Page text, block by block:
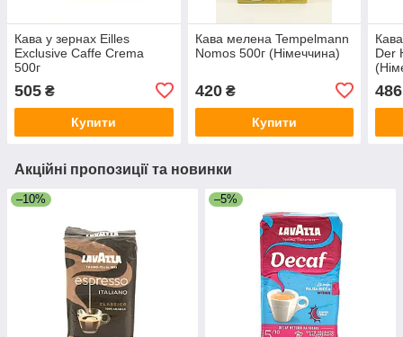
Кава у зернах Eilles
Exclusive Caffe Crema
500г
505 ₴
Купити
Кава мелена Tempelmann
Nomos 500г (Німеччина)
420₴
Купити
Der
486
Акційні пропозиції та новинки
–10% –5%